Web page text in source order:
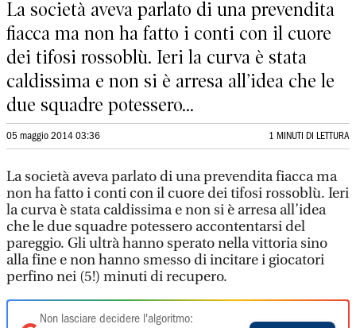
La società aveva parlato di una prevendita
fiacca ma non ha fatto i conti con il cuore
dei tifosi rossoblù. Ieri la curva è stata
caldissima e non si è arresa all’idea che le
due squadre potessero...
05 maggio 2014 03:36 1 MINUTI DI LETTURA
La società aveva parlato di una prevendita fiacca ma
non ha fatto i conti con il cuore dei tifosi rossoblù. Ieri
la curva è stata caldissima e non si è arresa all’idea
che le due squadre potessero accontentarsi del
pareggio. Gli ultrà hanno sperato nella vittoria sino
alla fine e non hanno smesso di incitare i giocatori
perfino nei (5!) minuti di recupero.
Non lasciare decidere l'algoritmo: